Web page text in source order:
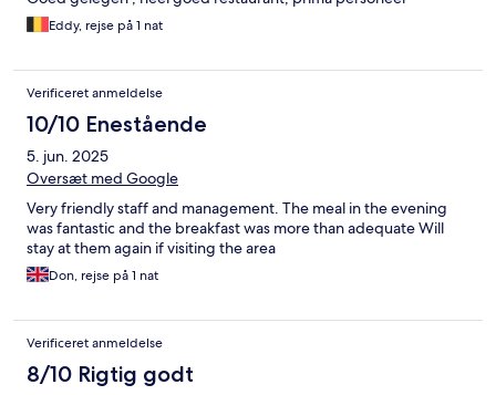
Eddy, rejse på 1 nat
Verificeret anmeldelse
10/10 Enestående
5. jun. 2025
Oversæt med Google
Very friendly staff and management. The meal in the evening
was fantastic and the breakfast was more than adequate Will
stay at them again if visiting the area
Don, rejse på 1 nat
Verificeret anmeldelse
8/10 Rigtig godt